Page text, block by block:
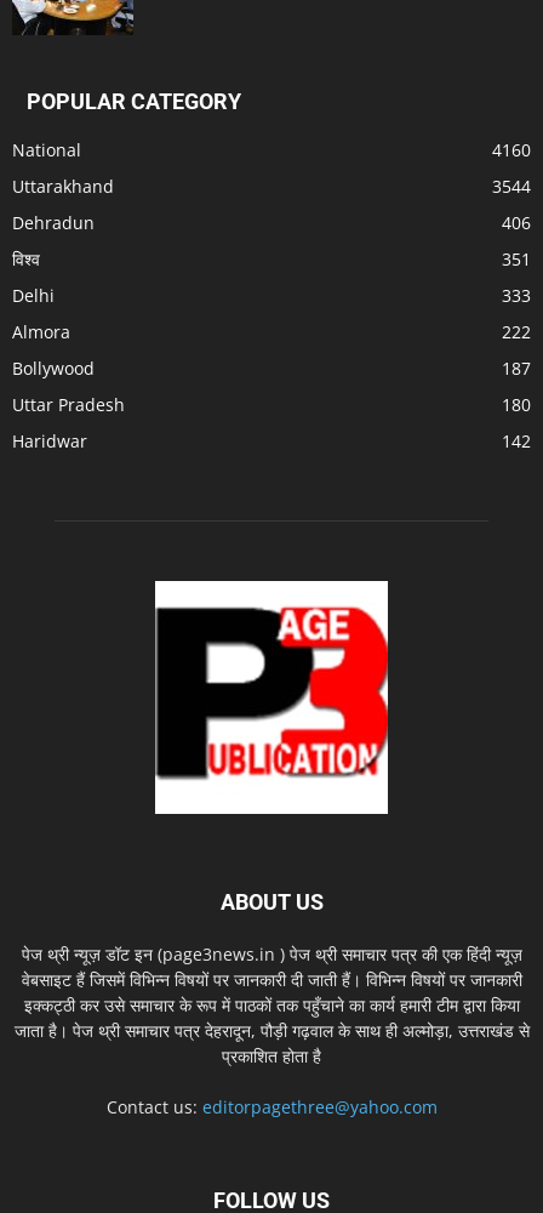
POPULAR CATEGORY
National
4160
Uttarakhand
3544
Dehradun
406
विश्व
351
Delhi
333
Almora
222
Bollywood
187
Uttar Pradesh
180
Haridwar
142
ABOUT US
पेज थ्री न्यूज़ डॉट इन (page3news.in ) पेज थ्री समाचार पत्र की एक हिंदी न्यूज़
वेबसाइट हैं जिसमें विभिन्न विषयों पर जानकारी दी जाती हैं। विभिन्न विषयों पर जानकारी
इक्कट्ठी कर उसे समाचार के रूप में पाठकों तक पहुँचाने का कार्य हमारी टीम द्वारा किया
जाता है। पेज थ्री समाचार पत्र देहरादून, पौड़ी गढ़वाल के साथ ही अल्मोड़ा, उत्तराखंड से
प्रकाशित होता है
Contact us: editorpagethree@yahoo.com
FOLLOW US